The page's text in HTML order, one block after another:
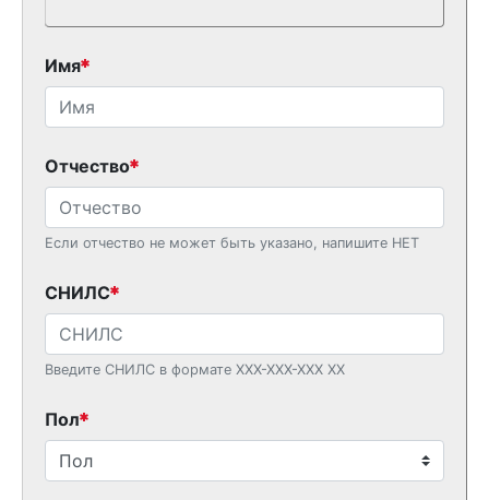
Имя
Отчество
Если отчество не может быть указано, напишите НЕТ
СНИЛС
Введите СНИЛС в формате XXX-XXX-XXX XX
Пол